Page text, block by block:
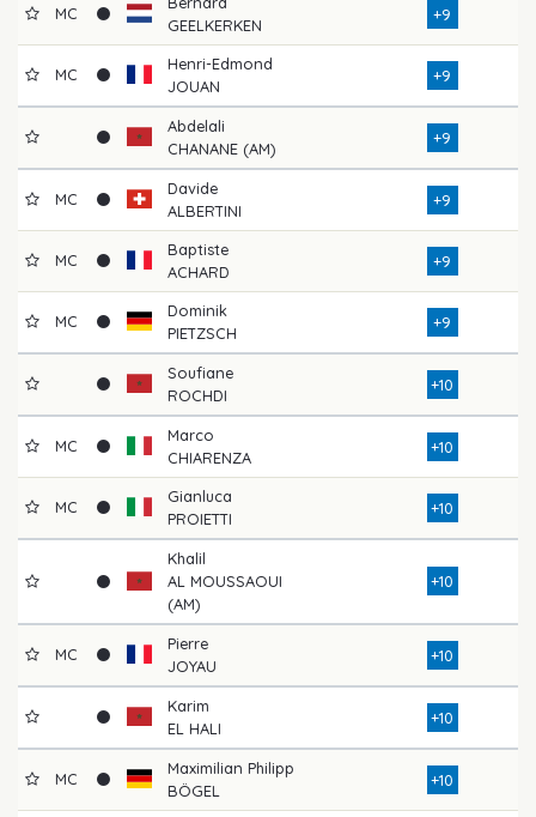
MC
GEELKERKEN
+9
MC
Henri-Edmond
JOUAN
+9
Abdelali
CHANANE (AM)
+9
MC
Davide
ALBERTINI
+9
MC
Baptiste
ACHARD
+9
MC
Dominik
PIETZSCH
+9
Soufiane
ROCHDI
+10
MC
Marco
CHIARENZA
+10
MC
Gianluca
PROIETTI
+10
Khalil
AL MOUSSAOUI
(AM)
+10
MC
Pierre
JOYAU
+10
Karim
EL HALI
+10
MC
Maximilian Philipp
BÖGEL
+10